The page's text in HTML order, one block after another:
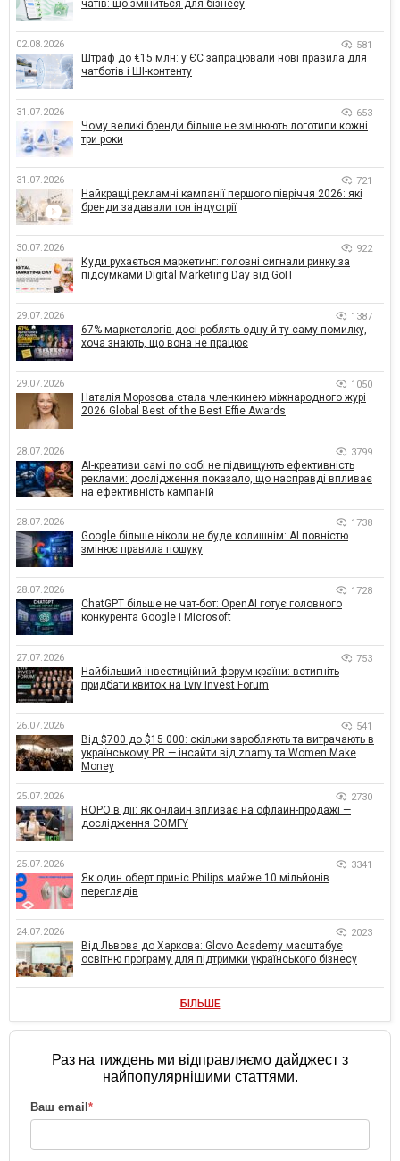
чатів: що зміниться для бізнесу
02.08.2026 581
Штраф до €15 млн: у ЄС запрацювали нові правила для
чатботів і ШІ-контенту
31.07.2026 653
Чому великі бренди більше не змінюють логотипи кожні
три роки
31.07.2026 721
Найкращі рекламні кампанії першого півріччя 2026: які
бренди задавали тон індустрії
30.07.2026 922
Куди рухається маркетинг: головні сигнали ринку за
підсумками Digital Marketing Day від GoIT
29.07.2026 1387
67% маркетологів досі роблять одну й ту саму помилку,
хоча знають, що вона не працює
29.07.2026 1050
Наталія Морозова стала членкинею міжнародного журі
2026 Global Best of the Best Effie Awards
28.07.2026 3799
AI-креативи самі по собі не підвищують ефективність
реклами: дослідження показало, що насправді впливає
на ефективність кампаній
28.07.2026 1738
Google більше ніколи не буде колишнім: AI повністю
змінює правила пошуку
28.07.2026 1728
ChatGPT більше не чат-бот: OpenAI готує головного
конкурента Google і Microsoft
27.07.2026 753
Найбільший інвестиційний форум країни: встигніть
придбати квиток на Lviv Invest Forum
26.07.2026 541
Від $700 до $15 000: скільки заробляють та витрачають в
українському PR — інсайти від znamy та Women Make
Money
25.07.2026 2730
ROPO в дії: як онлайн впливає на офлайн-продажі —
дослідження COMFY
25.07.2026 3341
Як один оберт приніс Philips майже 10 мільйонів
переглядів
24.07.2026 2023
Від Львова до Харкова: Glovo Academy масштабує
освітню програму для підтримки українського бізнесу
БІЛЬШЕ
Раз на тиждень ми відправляємо дайджест з
найпопулярнішими статтями.
Ваш email *